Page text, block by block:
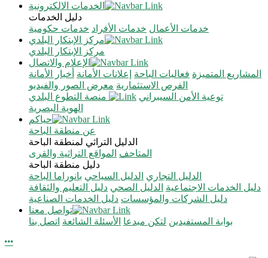
الخدمات الالكترونية
دليل الخدمات
خدمات حكومية خدمات الأفراد خدمات الأعمال
مركز الإبتكار البلدي
مركز الإبتكار البلدي
الإعلام والاتصال
أخبار الأمانة إعلانات الأمانة فعاليات الباحة المشاريع المتميزة
معرض الصور والفيديو الفرص الاستثمارية
منصة التطوع البلدي
توعية الأمن السيبراني
الهوية البصرية
حياكم
عن منطقة الباحة
الدليل التراثي لمنطقة الباحة
المواقع التراثية والقرى المتاحف
دليل منطقة الباحة
بانوراما الباحة الدليل السياحي الدليل التجاري
دليل التعليم والثقافة الدليل الصحي دليل الخدمات الاجتماعية
دليل الخدمات الصناعية دليل الشركات والمؤسسات
تواصل معنا
اتصل بنا الأسئلة الشائعة لتكن مبدعا بوابة المستفيدين